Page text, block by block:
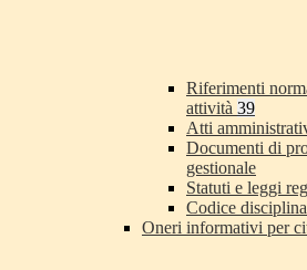
Riferimenti
attività 39
Atti
Documenti di
gestionale
Statuti e leggi
Codice
Oneri informativi per